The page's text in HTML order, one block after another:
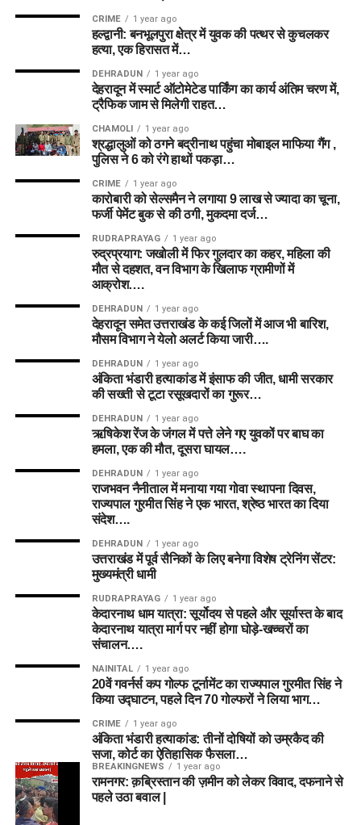
CRIME 1 year ago
हल्द्वानी: बनभूलपुरा क्षेत्र में युवक की पत्थर से कुचलकर
हत्या, एक हिरासत में…
DEHRADUN 1 year ago
देहरादून में स्मार्ट ऑटोमेटेड पार्किंग का कार्य अंतिम चरण में,
ट्रैफिक जाम से मिलेगी राहत…
CHAMOLI 1 year ago
श्रद्धालुओं को ठगने बद्रीनाथ पहुंचा मोबाइल माफिया गैंग ,
पुलिस ने 6 को रंगे हाथों पकड़ा…
CRIME 1 year ago
कारोबारी को सेल्समैन ने लगाया 9 लाख से ज्यादा का चूना,
फर्जी पेमेंट बुक से की ठगी, मुकदमा दर्ज…
RUDRAPRAYAG 1 year ago
रुद्रप्रयाग: जखोली में फिर गुलदार का कहर, महिला की
मौत से दहशत, वन विभाग के खिलाफ ग्रामीणों में
आक्रोश….
DEHRADUN 1 year ago
देहरादून समेत उत्तराखंड के कई जिलों में आज भी बारिश,
मौसम विभाग ने येलो अलर्ट किया जारी….
DEHRADUN 1 year ago
अंकिता भंडारी हत्याकांड में इंसाफ की जीत, धामी सरकार
की सख्ती से टूटा रसूखदारों का गुरूर…
DEHRADUN 1 year ago
ऋषिकेश रेंज के जंगल में पत्ते लेने गए युवकों पर बाघ का
हमला, एक की मौत, दूसरा घायल….
DEHRADUN 1 year ago
राजभवन नैनीताल में मनाया गया गोवा स्थापना दिवस,
राज्यपाल गुरमीत सिंह ने एक भारत, श्रेष्ठ भारत का दिया
संदेश….
DEHRADUN 1 year ago
उत्तराखंड में पूर्व सैनिकों के लिए बनेगा विशेष ट्रेनिंग सेंटर:
मुख्यमंत्री धामी
RUDRAPRAYAG 1 year ago
केदारनाथ धाम यात्रा: सूर्योदय से पहले और सूर्यास्त के बाद
केदारनाथ यात्रा मार्ग पर नहीं होगा घोड़े-खच्चरों का
संचालन….
NAINITAL 1 year ago
20वें गवर्नर्स कप गोल्फ टूर्नामेंट का राज्यपाल गुरमीत सिंह ने
किया उद्घाटन, पहले दिन 70 गोल्फरों ने लिया भाग…
CRIME 1 year ago
अंकिता भंडारी हत्याकांड: तीनों दोषियों को उम्रकैद की
सजा, कोर्ट का ऐतिहासिक फैसला…
BREAKINGNEWS 1 year ago
रामनगर: क़ब्रिस्तान की ज़मीन को लेकर विवाद, दफनाने से
पहले उठा बवाल |